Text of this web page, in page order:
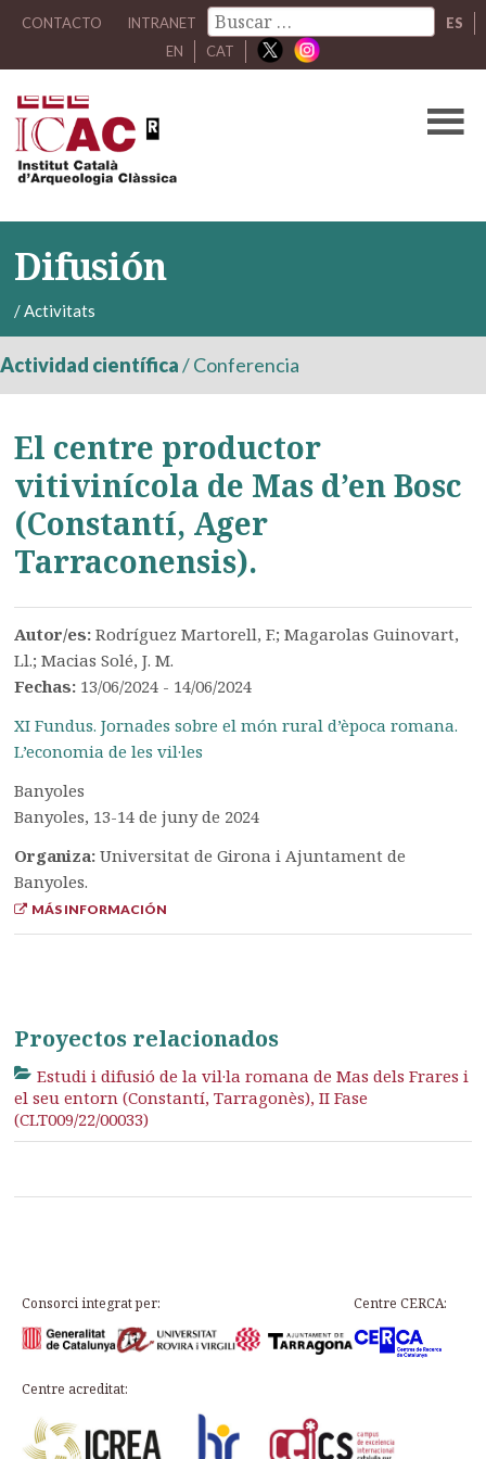
CONTACTO INTRANET
ES
EN
CAT
Difusión
/Activitats
Actividad científica/Conferencia
El centre productor
vitivinícola de Mas d’en Bosc
(Constantí, Ager
Tarraconensis).
Autor/es:Rodríguez Martorell, F.; Magarolas Guinovart,
Ll.; Macias Solé, J. M.
Fechas: 13/06/2024 - 14/06/2024
XI Fundus. Jornades sobre el món rural d’època romana.
L’economia de les vil·les
Banyoles
Banyoles, 13-14 de juny de 2024
Organiza:Universitat de Girona i Ajuntament de
Banyoles.
MÁS INFORMACIÓN
Proyectos relacionados
Estudi i difusió de la vil·la romana de Mas dels Frares i
el seu entorn (Constantí, Tarragonès), II Fase
(CLT009/22/00033)
Consorci integrat per: Centre CERCA:
Centre acreditat: